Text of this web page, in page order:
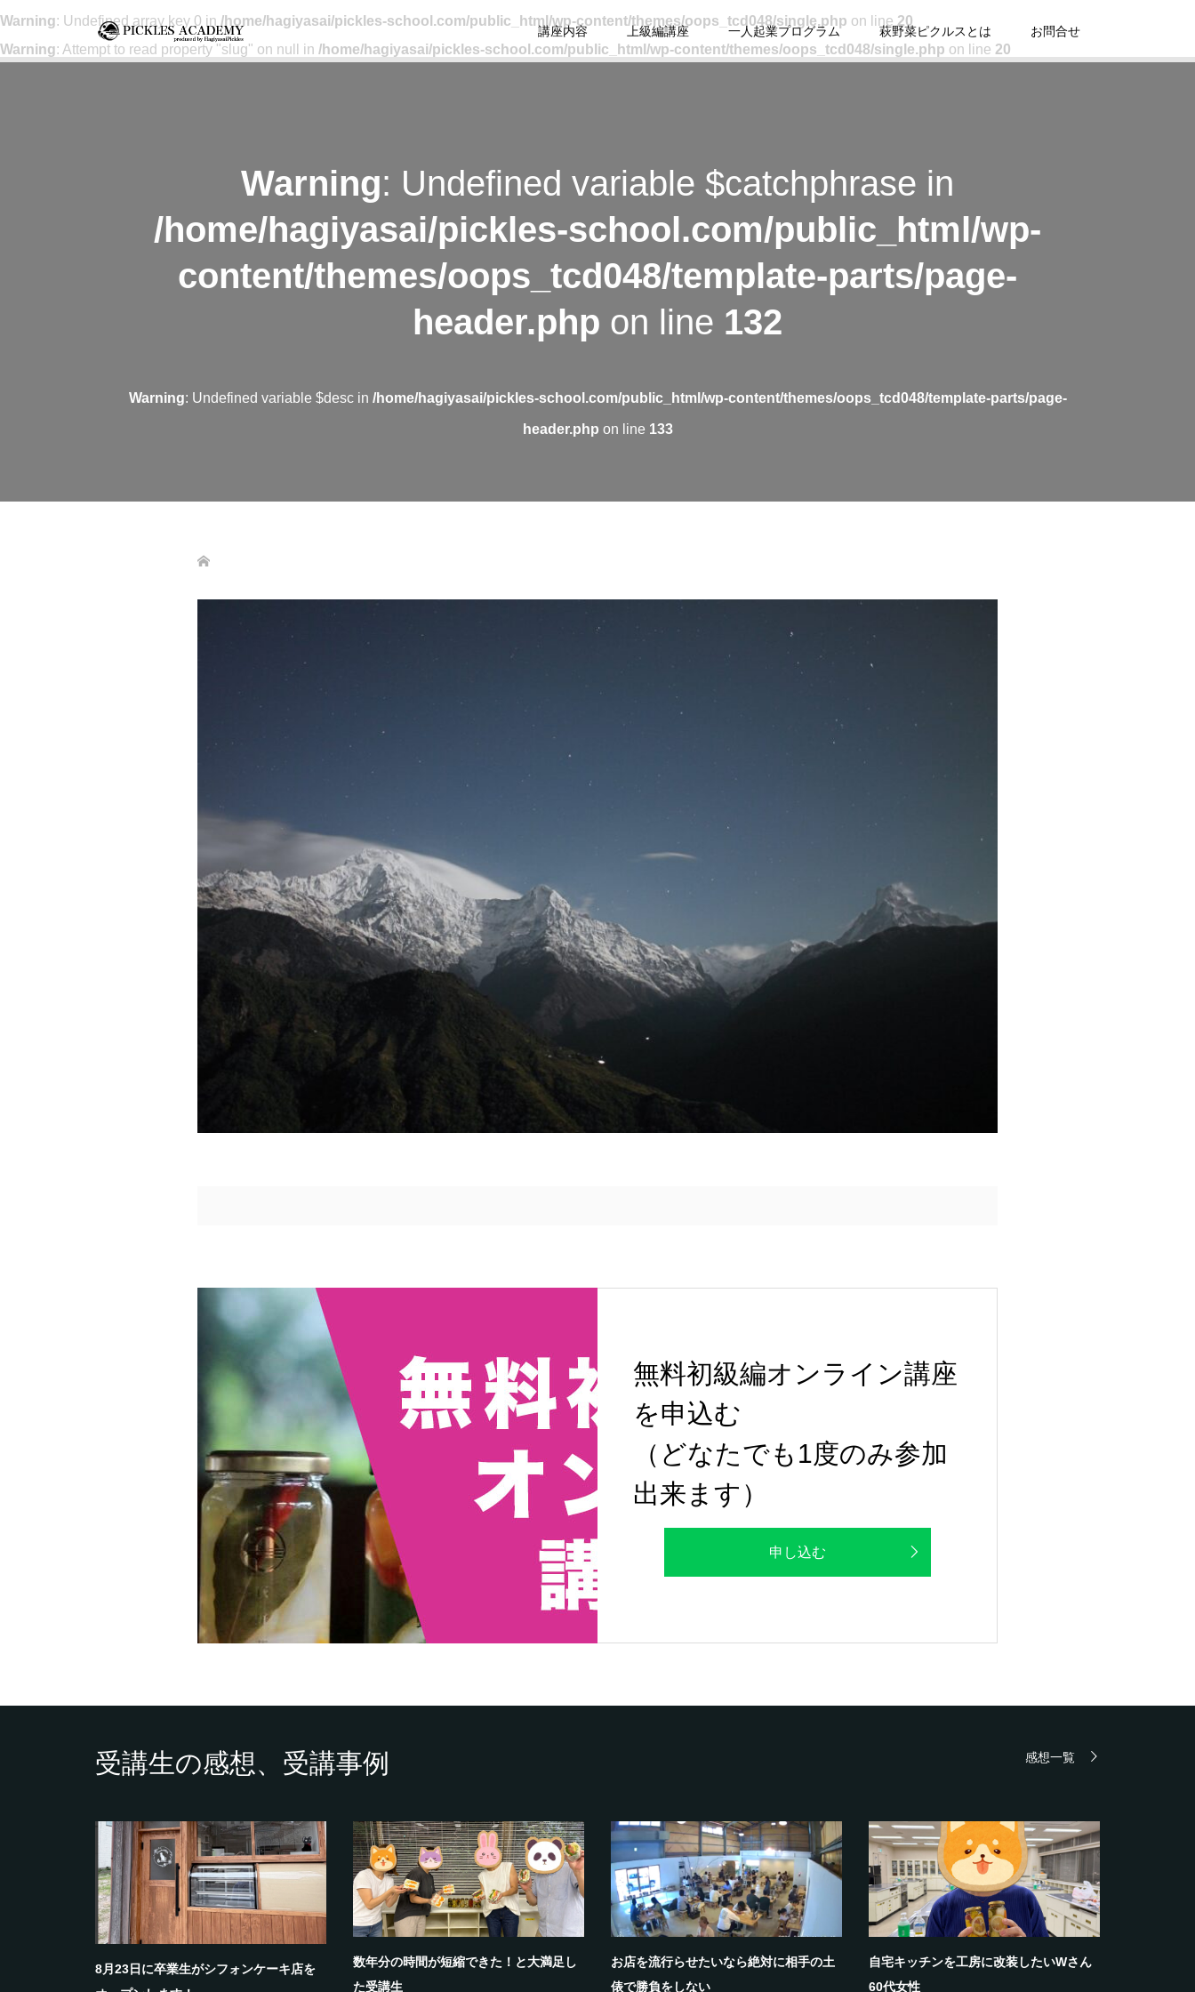
講座内容 上級編講座 一人起業プログラム 萩野菜ピクルスとは お問合せ
Warning: Undefined array key 0 in /home/hagiyasai/pickles-school.com/public_html/wp-content/themes/oops_tcd048/single.php on line 20
Warning: Attempt to read property "slug" on null in /home/hagiyasai/pickles-school.com/public_html/wp-content/themes/oops_tcd048/single.php on line 20
Warning: Undefined variable $catchphrase in
/home/hagiyasai/pickles-school.com/public_html/wp-
content/themes/oops_tcd048/template-parts/page-
header.php on line 132
Warning: Undefined variable $desc in /home/hagiyasai/pickles-school.com/public_html/wp-content/themes/oops_tcd048/template-parts/page-
header.php on line 133
無料初級編オンライン講座
を申込む
（どなたでも1度のみ参加
出来ます）
申し込む
受講生の感想、受講事例 感想一覧
8月23日に卒業生がシフォンケーキ店を
数年分の時間が短縮できた！と大満足し
た受講生
お店を流行らせたいなら絶対に相手の土
俵で勝負をしない
自宅キッチンを工房に改装したいWさん
60代女性